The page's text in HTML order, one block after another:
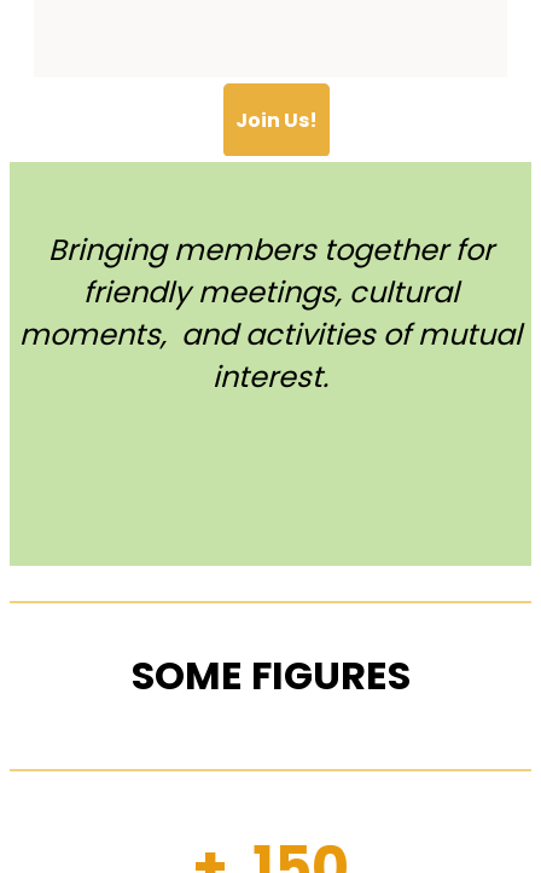
Join Us!
Bringing members together for
friendly meetings, cultural
moments, and activities of mutual
interest.
SOME FIGURES